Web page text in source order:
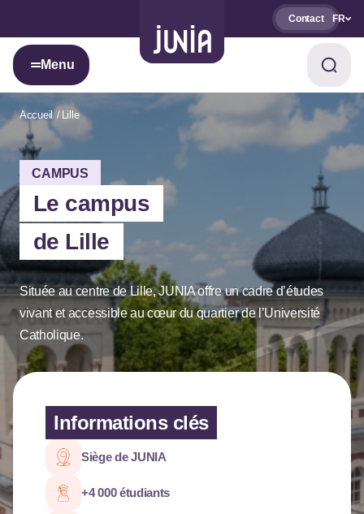
Contact FR
Menu
Accueil Lille
CAMPUS
Le campus
de Lille
Située au centre de Lille, JUNIA offre un cadre d’études
vivant et accessible au cœur du quartier de l’Université
Catholique.
Informations clés
Siège de JUNIA
+4 000 étudiants